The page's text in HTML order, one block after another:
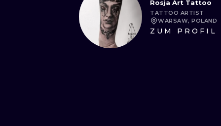
Rosja Art Tattoo
TATTOO ARTIST
WARSAW, POLAND
ZUM PROFIL